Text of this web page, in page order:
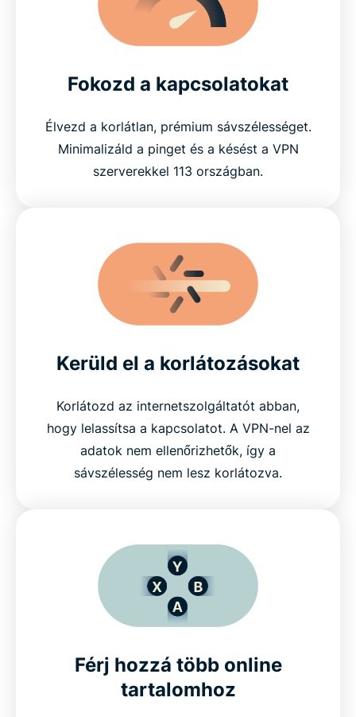
Fokozd a kapcsolatokat
Élvezd a korlátlan, prémium sávszélességet.
Minimalizáld a pinget és a késést a VPN
szerverekkel 113 országban.
Kerüld el a korlátozásokat
Korlátozd az internetszolgáltatót abban,
hogy lelassítsa a kapcsolatot. A VPN-nel az
adatok nem ellenőrizhetők, így a
sávszélesség nem lesz korlátozva.
Férj hozzá több online
tartalomhoz